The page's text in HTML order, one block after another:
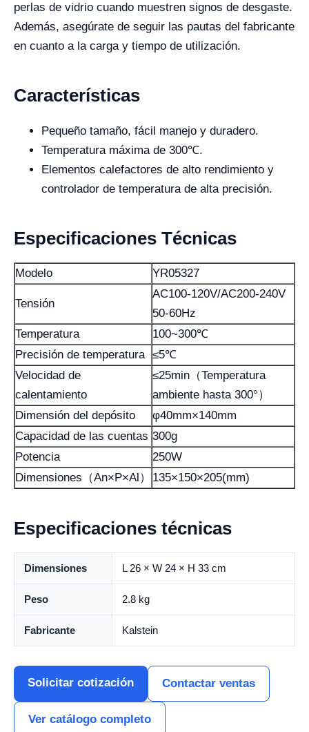
perlas de vidrio cuando muestren signos de desgaste.
Además, asegúrate de seguir las pautas del fabricante
en cuanto a la carga y tiempo de utilización.
Características
Pequeño tamaño, fácil manejo y duradero.
Temperatura máxima de 300℃.
Elementos calefactores de alto rendimiento y
controlador de temperatura de alta precisión.
Especificaciones Técnicas
Modelo YR05327
Tensión
AC100-120V/AC200-240V
50-60Hz
Temperatura
100~300℃
Precisión de temperatura ≤5℃
Velocidad de
calentamiento
≤25min（Temperatura
ambiente hasta 300°）
Dimensión del depósito
φ40mm×140mm
Capacidad de las cuentas 300g
Potencia
250W
Dimensiones（An×P×Al）
135×150×205(mm)
Especificaciones técnicas
Dimensiones L 26 × W 24 × H 33 cm
Peso 2.8 kg
Fabricante Kalstein
Solicitar cotización Contactar ventas
Ver catálogo completo